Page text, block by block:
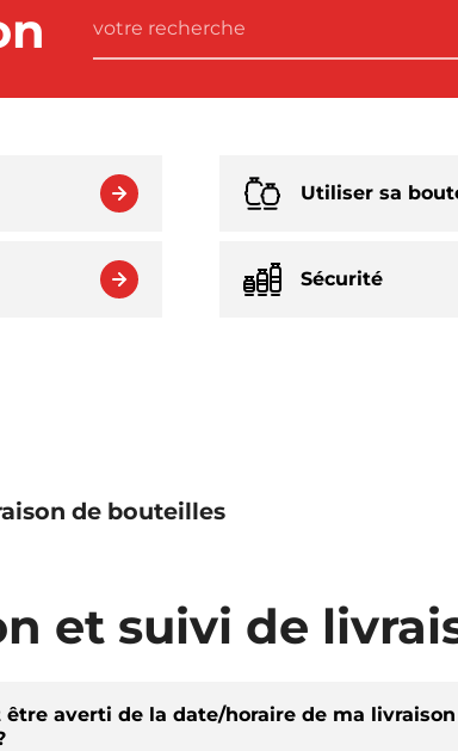
Utiliser sa
Sécurité
de bouteilles
et suivi de
être averti de la date/horaire de ma